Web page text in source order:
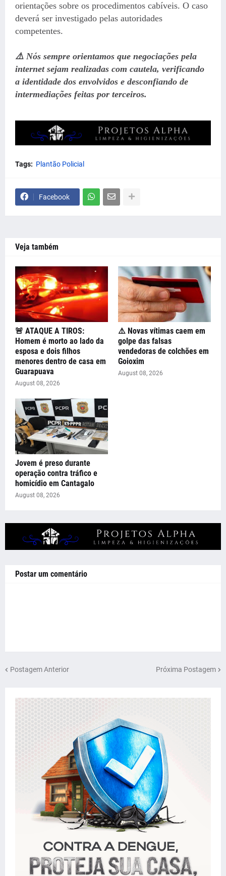
orientações sobre os procedimentos cabíveis. O caso
deverá ser investigado pelas autoridades
competentes.
⚠️ Nós sempre orientamos que negociações pela
internet sejam realizadas com cautela, verificando
a identidade dos envolvidos e desconfiando de
intermediações feitas por terceiros.
Tags: Plantão Policial
Facebook
Veja também
🚨 ATAQUE A TIROS:
Homem é morto ao lado da
esposa e dois filhos
menores dentro de casa em
Guarapuava
August 08, 2026
⚠️ Novas vítimas caem em
golpe das falsas
vendedoras de colchões em
Goioxim
August 08, 2026
Jovem é preso durante
operação contra tráfico e
homicídio em Cantagalo
August 08, 2026
Postar um comentário
Postagem Anterior Próxima Postagem